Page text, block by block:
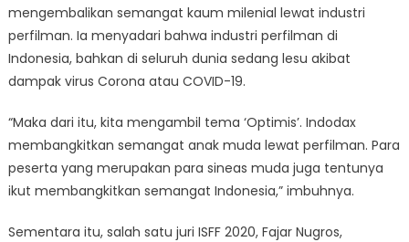
mengembalikan semangat kaum milenial lewat industri
perfilman. Ia menyadari bahwa industri perfilman di
Indonesia, bahkan di seluruh dunia sedang lesu akibat
dampak virus Corona atau COVID-19.
“Maka dari itu, kita mengambil tema ‘Optimis’. Indodax
membangkitkan semangat anak muda lewat perfilman. Para
peserta yang merupakan para sineas muda juga tentunya
ikut membangkitkan semangat Indonesia,” imbuhnya.
Sementara itu, salah satu juri ISFF 2020, Fajar Nugros,